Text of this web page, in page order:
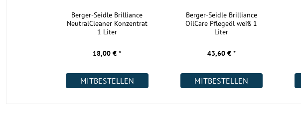
Berger-Seidle Brilliance
NeutralCleaner Konzentrat
1 Liter
18,00 € *
MITBESTELLEN
Berger-Seidle Brilliance
OilCare Pflegeöl weiß 1
Liter
43,60 € *
MITBESTELLEN